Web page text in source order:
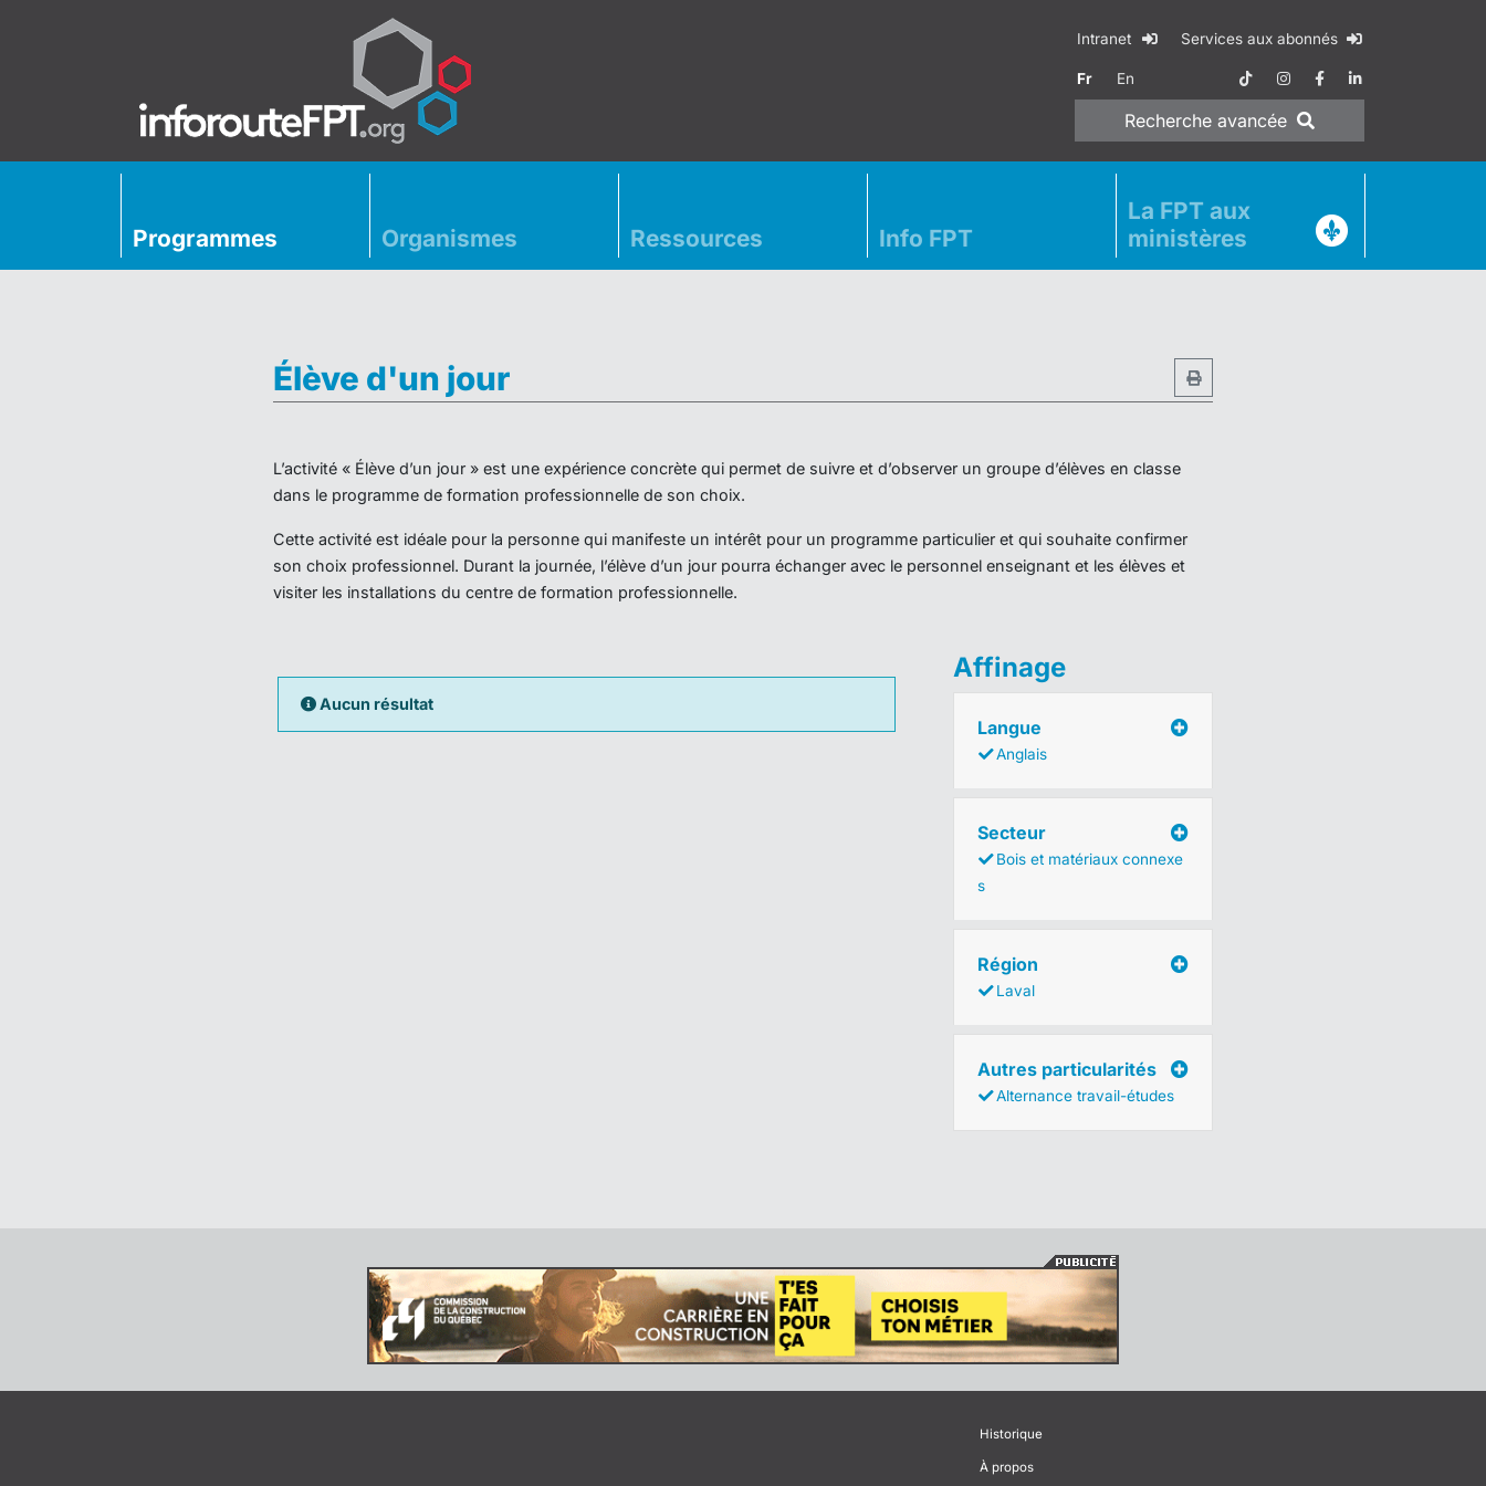
Intranet Services aux abonnés
Fr En
Recherche avancée
Programmes Organismes Ressources Info FPT
La FPT aux
ministères
Élève d'un jour
L’activité « Élève d’un jour » est une expérience concrète qui permet de suivre et d’observer un groupe d’élèves en classe
dans le programme de formation professionnelle de son choix.
Cette activité est idéale pour la personne qui manifeste un intérêt pour un programme particulier et qui souhaite confirmer
son choix professionnel. Durant la journée, l’élève d’un jour pourra échanger avec le personnel enseignant et les élèves et
visiter les installations du centre de formation professionnelle.
Aucun résultat
Affinage
Langue
Anglais
Secteur
Bois et matériaux connexe
s
Région
Laval
Autres particularités
Alternance travail-études
Historique
À propos